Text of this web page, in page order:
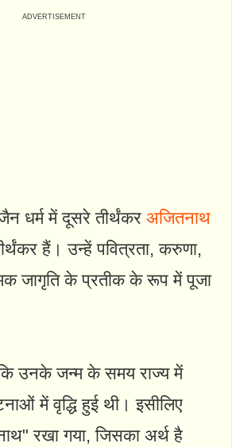
धर्म में दूसरे तीर्थंकर अजितनाथ
हैं। उन्हें पवित्रता, करुणा,
जागृति के प्रतीक के रूप में पूजा
कि उनके जन्म के समय राज्य में
में वृद्धि हुई थी। इसीलिए
रखा गया, जिसका अर्थ है